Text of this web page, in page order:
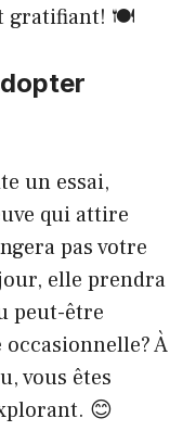
gratifiant! 🍽️
un essai,
qui attire
pas votre
elle prendra
peut-être
À
vous êtes
😊